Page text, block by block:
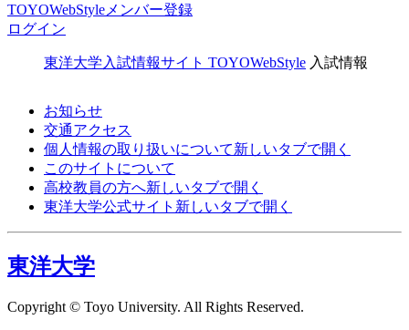
TOYOWebStyleメンバー登録
ログイン
東洋大学入試情報サイト TOYOWebStyle 入試情報
お知らせ
交通アクセス
個人情報の取り扱いについて新しいタブで開く
このサイトについて
高校教員の方へ新しいタブで開く
東洋大学公式サイト 新しいタブで開く
東洋大学
Copyright © Toyo University. All Rights Reserved.